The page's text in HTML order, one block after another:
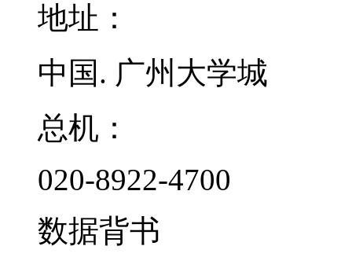
地址：
中国. 广州大学城
总机：
020-8922-4700
数据背书